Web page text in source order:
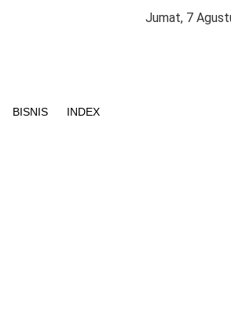
Jumat, 7
BISNIS INDEX